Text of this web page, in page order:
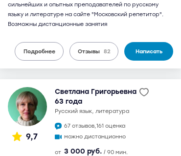
сильнейших и опытных преподавателей по русскому
языку и литературе на сайте "Московский репетитор".
Возможны дистанционные занятия
Подробнее Отзывы 82 Написать
9,7
Светлана Григорьевна
63 года
русский язык, литература
67 отзывов,161 оценка
можно дистанционно
от 3 000 руб. / 90 мин.